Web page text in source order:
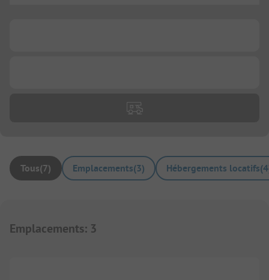
Tous(7) Emplacements(3) Hébergements locatifs(4
Emplacements: 3